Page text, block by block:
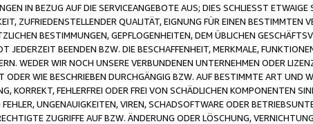
IN BEZUG AUF DIE SERVICEANGEBOTE AUS; DIES SCHLIESST
ZUFRIEDENSTELLENDER QUALITÄT, EIGNUNG FÜR EINEN
BESTIMMUNGEN, GEPFLOGENHEITEN, DEM ÜBLICHEN
JEDERZEIT BEENDEN BZW. DIE BESCHAFFENHEIT, MERKMALE,
WEDER WIR NOCH UNSERE VERBUNDENEN UNTERNEHMEN ODER
ODER WIE BESCHRIEBEN DURCHGÄNGIG BZW. AUF BESTIMMTE ART UND
KORREKT, FEHLERFREI ODER FREI VON SCHÄDLICHEN KOMPONENTEN
UNGENAUIGKEITEN, VIREN, SCHADSOFTWARE ODER
ZUGRIFFE AUF BZW. ÄNDERUNG ODER LÖSCHUNG,